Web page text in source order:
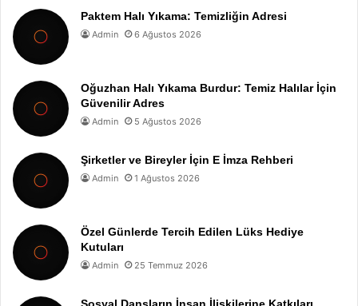
Paktem Halı Yıkama: Temizliğin Adresi
Admin 6 Ağustos 2026
Oğuzhan Halı Yıkama Burdur: Temiz Halılar İçin
Güvenilir Adres
Admin 5 Ağustos 2026
Şirketler ve Bireyler İçin E İmza Rehberi
Admin 1 Ağustos 2026
Özel Günlerde Tercih Edilen Lüks Hediye
Kutuları
Admin 25 Temmuz 2026
Sosyal Dansların İnsan İlişkilerine Katkıları